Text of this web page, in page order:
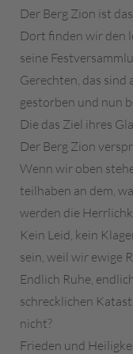
Der Berg Zion ist
Dort finden wir den
seine
Gerechten, das sind
gestorben und nun
Die das Ziel ihres
Der Berg Zion
Wenn wir oben
teilhaben an dem,
werden die
Kein Leid, kein
sein, weil wir ewige
Endlich Ruhe,
schrecklichen
nicht?
Frieden und